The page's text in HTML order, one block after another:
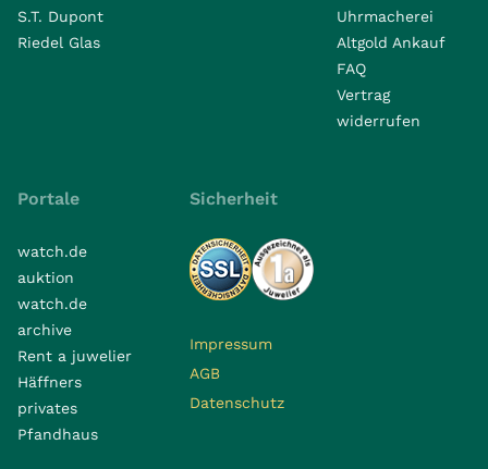
S.T. Dupont
Riedel Glas
Uhrmacherei
Altgold Ankauf
FAQ
Vertrag
widerrufen
Portale
watch.de
auktion
watch.de
archive
Rent a juwelier
Häffners
privates
Pfandhaus
Sicherheit
Impressum
AGB
Datenschutz